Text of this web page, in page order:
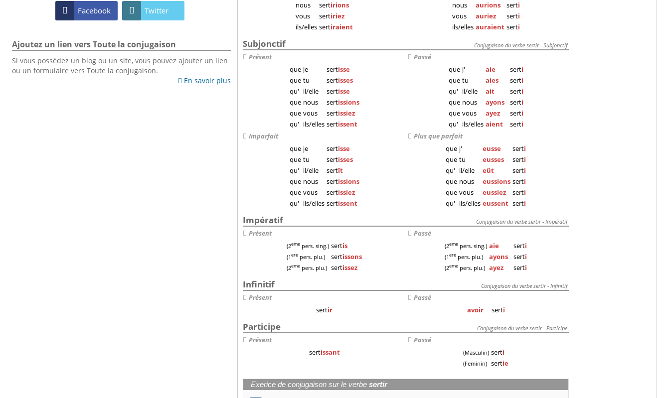
nous
sertirions
vous
sertiriez
ils/elles sertiraient
nous
aurions serti
vous
auriez serti
ils/elles auraient serti
Conjugaison du verbe sertir - Subjonctif
Subjonctif
Présent
que je sertisse
que tu sertisses
qu' il/elle sertisse
que nous sertissions
que vous sertissiez
qu' ils/elles sertissent
Passé
que j' aie serti
que tu aies serti
qu' il/elle ait serti
que nous ayons serti
que vous ayez serti
qu' ils/elles aient serti
Imparfait
que je sertisse
que tu sertisses
qu' il/elle sertît
que nous sertissions
que vous sertissiez
qu' ils/elles sertissent
Plus que parfait
que j' eusse serti
que tu eusses serti
qu' il/elle eût serti
que nous eussions serti
que vous eussiez serti
qu' ils/elles eussent serti
Conjugaison du verbe sertir - Impératif
Impératif
Présent
(2eme pers. sing.) sertis
(1ere pers. plu.) sertissons
(2eme pers. plu.) sertissez
Passé
(2eme pers. sing.) aie serti
(1ere pers. plu.) ayons serti
(2eme pers. plu.) ayez serti
Conjugaison du verbe sertir - Infinitif
Infinitif
Présent
sertir
Passé
avoir
serti
Conjugaison du verbe sertir - Participe
Participe
Présent
sertissant
Passé
(Masculin) serti
(Feminin) sertie
Exerice de conjugaison sur le verbesertir
 Facebook  Twitter
Ajoutez un lien vers Toute la conjugaison
Si vous possédez un blog ou un site, vous pouvez ajouter un lien
ou un formulaire vers Toute la conjugaison.
 En savoir plus